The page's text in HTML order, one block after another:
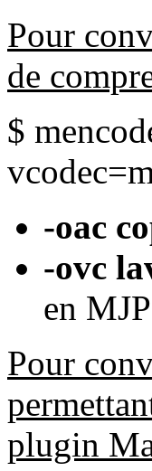
Pour
de
$
-oac
-ovc
en
Pour
plugin